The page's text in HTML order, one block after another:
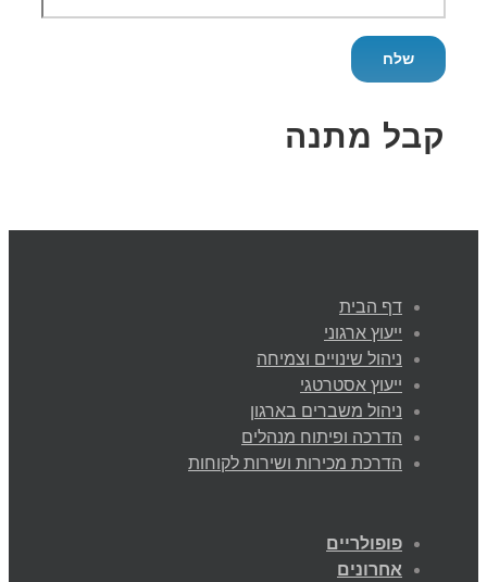
קבל מתנה
דף הבית
ייעוץ ארגוני
ניהול שינויים וצמיחה
ייעוץ אסטרטגי
ניהול משברים בארגון
הדרכה ופיתוח מנהלים
הדרכת מכירות ושירות לקוחות
פופולריים
אחרונים